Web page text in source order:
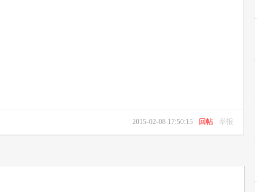
2015-02-08 17:50:15 回帖 举报